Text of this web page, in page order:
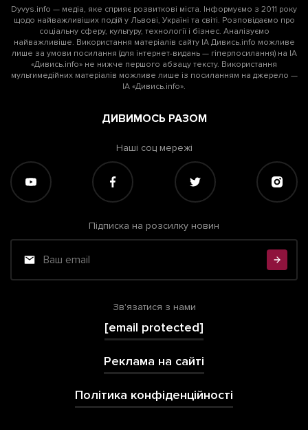
Dyvys.info — медіа, яке сприяє розвиткові міста. Інформуємо з 2011 року
щодо найважливіших подій у Львові, Україні та світі. Розповідаємо про
соціальну сферу, культуру, технології і бізнес. Аналізуємо
найважливіше. Використання матеріалів сайту ІА Дивись.info можливе
лише за умови посилання (для інтернет-видань — гіперпосилання) на ІА
«Дивись.info» не нижче першого абзацу тексту. Використання
мультимедійних матеріалів можливе лише із посиланням на джерело —
ІА «Дивись.info».
ДИВИМОСЬ РАЗОМ
Наші соц мережі
Підписка на розсилку новин
Зв'язатися з нами
[email protected]
Реклама на сайті
Політика конфіденційності